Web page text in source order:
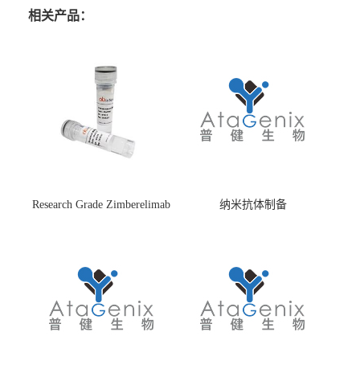
相关产品：
Research Grade Zimberelimab
纳米抗体制备